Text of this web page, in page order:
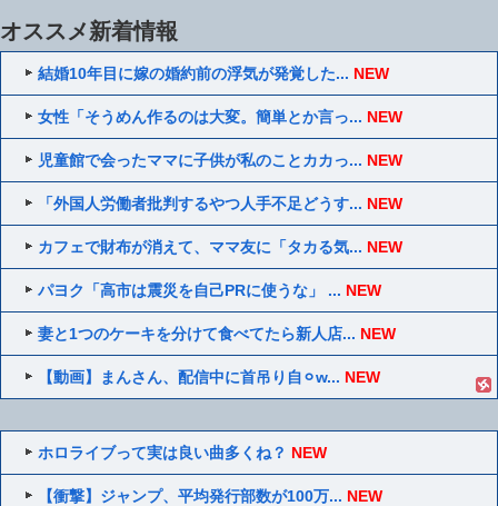
オススメ新着情報
結婚10年目に嫁の婚約前の浮気が発覚した... NEW
女性「そうめん作るのは大変。簡単とか言っ... NEW
児童館で会ったママに子供が私のことカカっ... NEW
「外国人労働者批判するやつ人手不足どうす... NEW
カフェで財布が消えて、ママ友に「タカる気... NEW
パヨク「高市は震災を自己PRに使うな」 ... NEW
妻と1つのケーキを分けて食べてたら新人店... NEW
【動画】まんさん、配信中に首吊り自⚪︎w... NEW
ホロライブって実は良い曲多くね？ NEW
【衝撃】ジャンプ、平均発行部数が100万... NEW